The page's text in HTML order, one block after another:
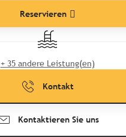
Reservieren
Schwimmbad
+ 35 andere Leistung(en)
Kontakt
Kontaktieren Sie uns